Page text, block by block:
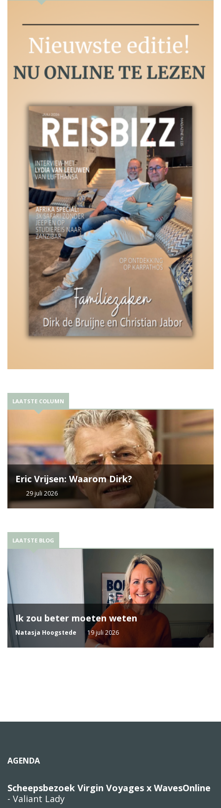
LAATSTE COLUMN
Eric Vrijsen: Waarom Dirk?
29 juli 2026
LAATSTE BLOG
Ik zou beter moeten weten
Natasja Hoogstede 19 juli 2026
AGENDA
Scheepsbezoek Virgin Voyages x WavesOnline
- Valiant Lady